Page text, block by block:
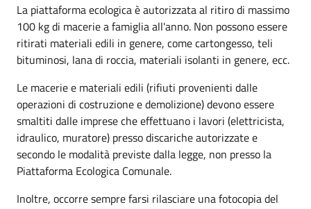
La piattaforma ecologica è autorizzata al ritiro di massimo
100 kg di macerie a famiglia all'anno. Non possono essere
ritirati materiali edili in genere, come cartongesso, teli
bituminosi, lana di roccia, materiali isolanti in genere, ecc.
Le macerie e materiali edili (rifiuti provenienti dalle
operazioni di costruzione e demolizione) devono essere
smaltiti dalle imprese che effettuano i lavori (elettricista,
idraulico, muratore) presso discariche autorizzate e
secondo le modalità previste dalla legge, non presso la
Piattaforma Ecologica Comunale.
Inoltre, occorre sempre farsi rilasciare una fotocopia del